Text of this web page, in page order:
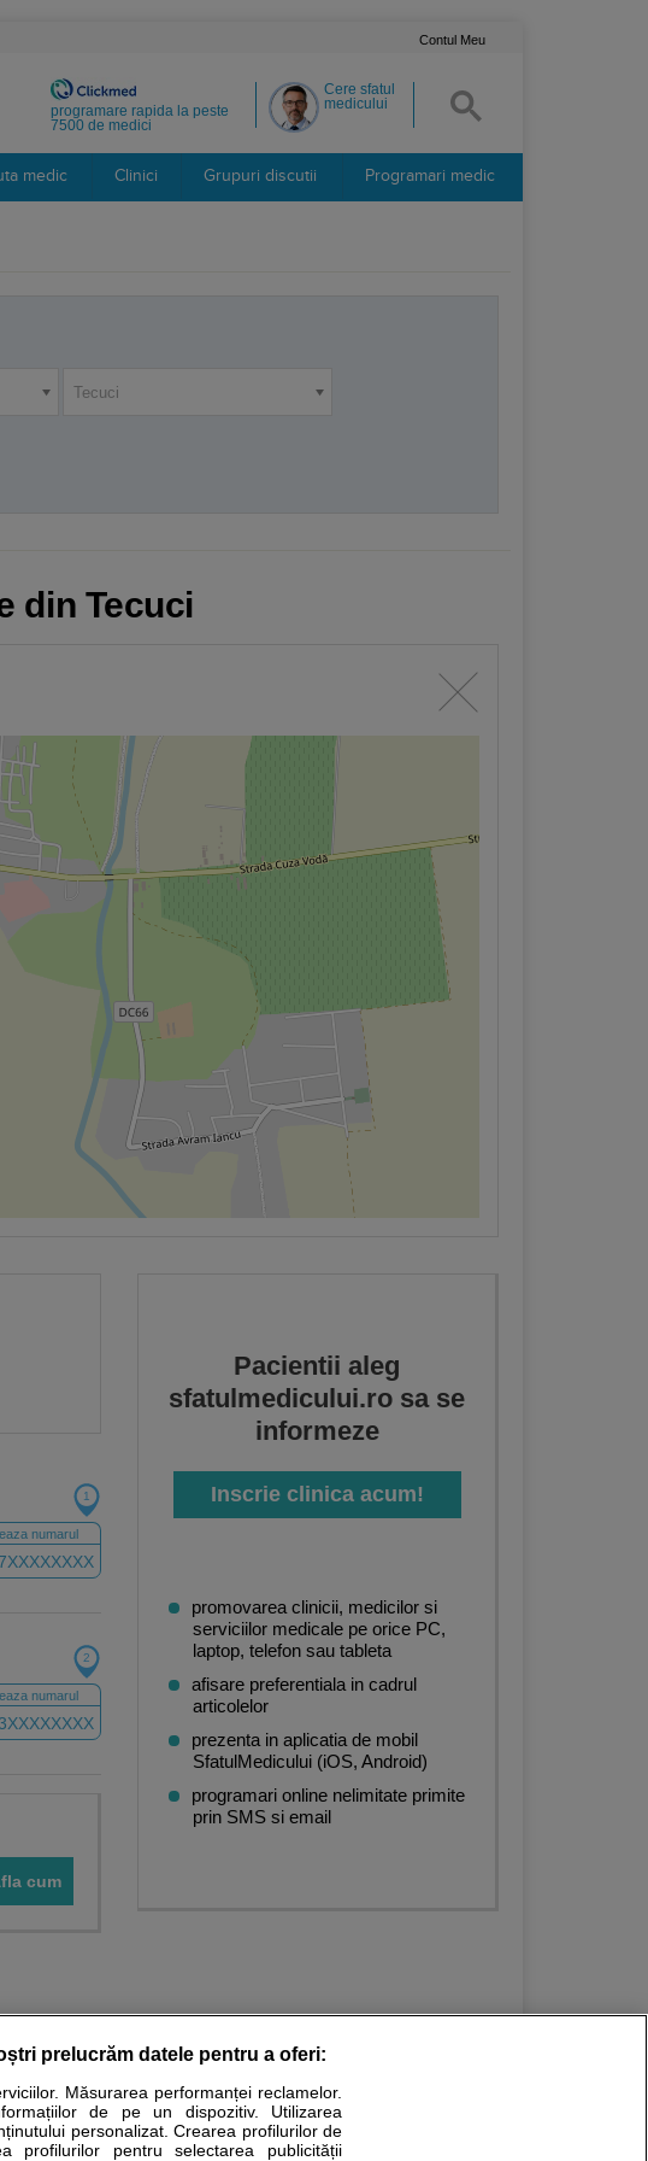
Contul Meu
Cere sfatul
medicului
programare rapida la peste
7500 de medici
medic Clinici Grupuri discutii Programari medic
Tecuci
din Tecuci
numarul
1
numarul
2
cum
Pacientii aleg
sfatulmedicului.ro sa se
informeze
Inscrie clinica acum!
promovarea clinicii, medicilor si
serviciilor medicale pe orice PC,
laptop, telefon sau tableta
afisare preferentiala in cadrul
articolelor
prezenta in aplicatia de mobil
SfatulMedicului (iOS, Android)
programari online nelimitate primite
prin SMS si email
Calculatoare Stiri medicale
si educational. Ele nu pot substitui consultul medical direct si
prelucrăm datele pentru a oferi:
Măsurarea performanței reclamelor.
de pe un dispozitiv. Utilizarea
personalizat. Crearea profilurilor de
profilurilor pentru selectarea publicității